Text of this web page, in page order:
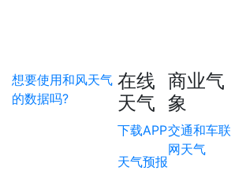
想要使用和风天气
的数据吗?
在线
天气
下载APP
天气预报
商业气
象
交通和车联
网天气